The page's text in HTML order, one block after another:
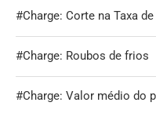
#Charge: Corte na Taxa
#Charge: Roubos de frios
#Charge: Valor médio do